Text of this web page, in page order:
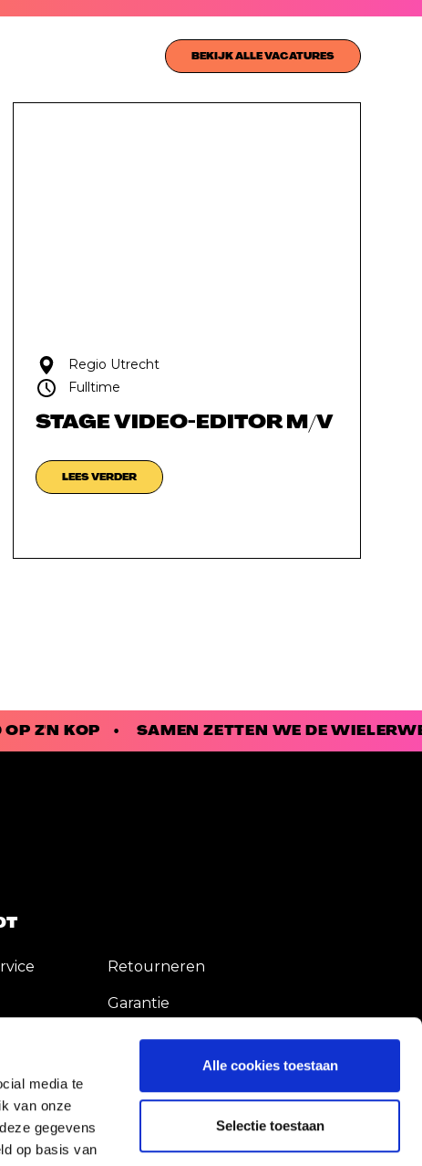
media te
van onze
gegevens
op basis van
Alle cookies toestaan
Selectie toestaan
BEKIJK ALLE VACATURES
Regio Utrecht
Fulltime
STAGE VIDEO-EDITOR M/V
LEES VERDER
Z'N KOP • SAMEN ZETTEN WE DE
Retourneren
Garantie
Shop